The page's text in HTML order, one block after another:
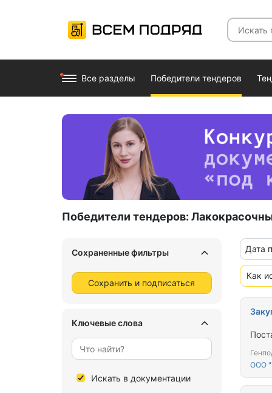
Все разделы Победители тендеров
Победители тендеров:
Сохраненные фильтры
Сохранить и подписаться
Ключевые слова
Искать в документации
Дата
Как
ООО